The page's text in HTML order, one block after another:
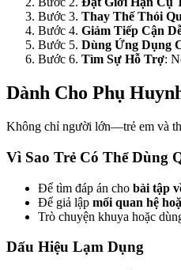
Bước 3. Thay Thế Thói
Bước 4. Giảm Tiếp Cận
Bước 5. Dùng Ứng Dụng
Bước 6. Tìm Sự Hỗ Trợ:
Dành Cho Phụ
Không chỉ người lớn—trẻ em và
Vì Sao Trẻ Có Thể Dùng
Để tìm đáp án cho bài tập
Để giả lập mối quan hệ
Trò chuyện khuya hoặc
Dấu Hiệu Lạm Dụng